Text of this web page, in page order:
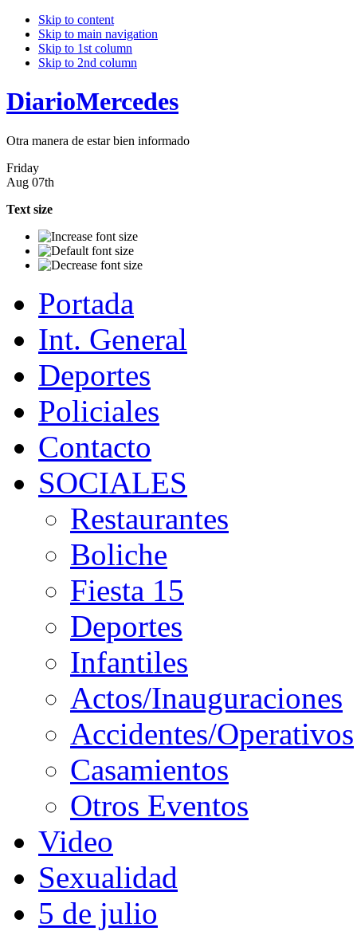
Skip to content
Skip to main navigation
Skip to 1st column
Skip to 2nd column
DiarioMercedes
Otra manera de estar bien informado
Friday
Aug 07th
Text size
Portada
Int. General
Deportes
Policiales
Contacto
SOCIALES
Restaurantes
Boliche
Fiesta 15
Deportes
Infantiles
Actos/Inauguraciones
Accidentes/Operativos
Casamientos
Otros Eventos
Video
Sexualidad
5 de julio